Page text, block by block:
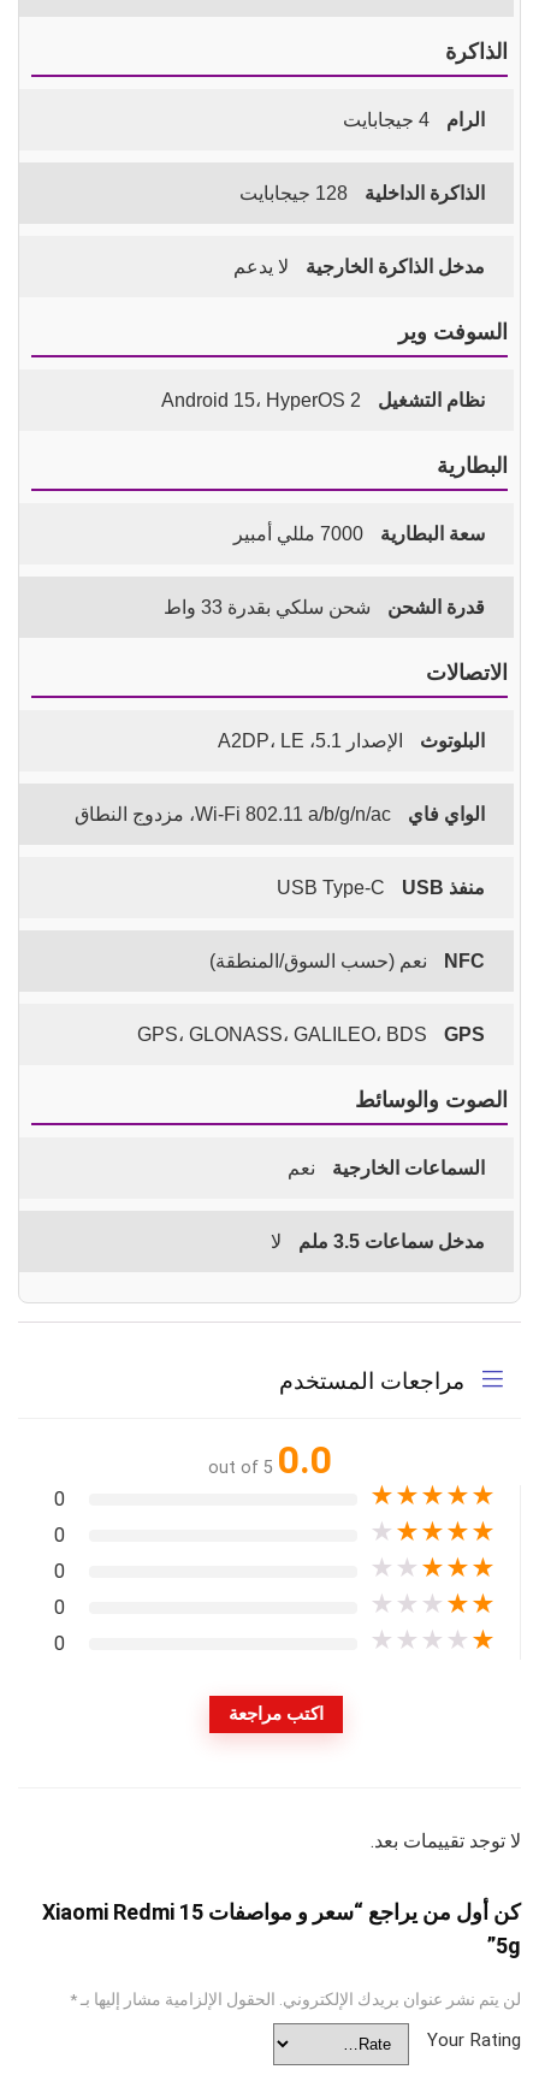
الذاكرة
الرام 4 جيجابايت
الذاكرة الداخلية 128 جيجابايت
مدخل الذاكرة الخارجية لا يدعم
السوفت وير
نظام التشغيل Android 15، HyperOS 2
البطارية
سعة البطارية 7000 مللي أمبير
قدرة الشحن شحن سلكي بقدرة 33 واط
الاتصالات
البلوتوث الإصدار 5.1، A2DP، LE
الواي فاي Wi-Fi 802.11 a/b/g/n/ac، مزدوج النطاق
منفذ USB USB Type-C
NFC نعم (حسب السوق/المنطقة)
GPS GPS، GLONASS، GALILEO، BDS
الصوت والوسائط
السماعات الخارجية نعم
مدخل سماعات 3.5 ملم لا
مراجعات المستخدم
0.0
out of 5
★
★
★
★
★
0
★
★
★
★
★
0
★
★
★
★
★
0
★
★
★
★
★
0
★
★
★
★
★
0
اكتب مراجعة
لا توجد تقييمات بعد.
كن أول من يراجع “سعر و مواصفات Xiaomi Redmi 15
5g”
لن يتم نشر عنوان بريدك الإلكتروني. الحقول الإلزامية مشار إليها بـ*
Your Rating